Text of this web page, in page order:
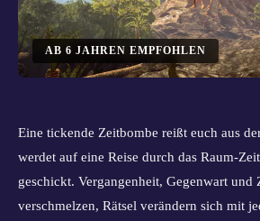
AB 6 JAHREN EMPFOHLEN
Eine tickende Zeitbombe reißt euch aus
werdet auf eine Reise durch das Raum-
geschickt. Vergangenheit, Gegenwart und
verschmelzen, Rätsel verändern sich mit